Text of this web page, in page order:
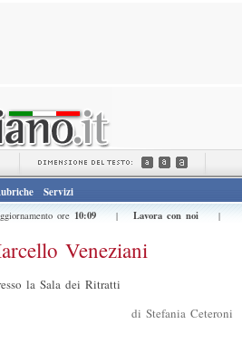
Servizi
ore 10:09 | Lavora con noi |
Veneziani
la Sala dei Ritratti
di Stefania Ceteroni